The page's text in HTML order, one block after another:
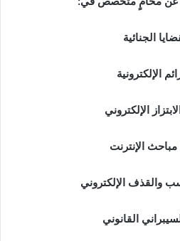
الجنائية
الإلكترونية
الإلكتروني
مباحث الإنترنت
والقذف الإلكتروني
القانوني